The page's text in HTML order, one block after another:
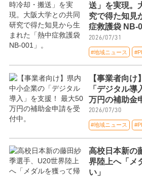
送」を実現。
究で得た知見
症救護袋 NB-
2026/07/31
#地域ニュース
【事業者向
「デジタル
万円の補助金
2026/07/30
#地域ニュース
高校日本新の
界陸上へ「メ
い」